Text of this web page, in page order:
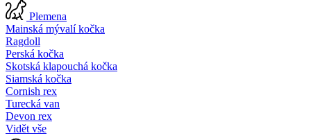
Plemena
Mainská mývalí kočka
Ragdoll
Perská kočka
Skotská klapouchá kočka
Siamská kočka
Cornish rex
Turecká van
Devon rex
Vidět vše